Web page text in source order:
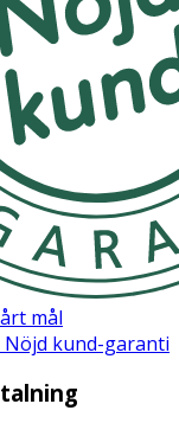
mål
Nöjd kund-garanti